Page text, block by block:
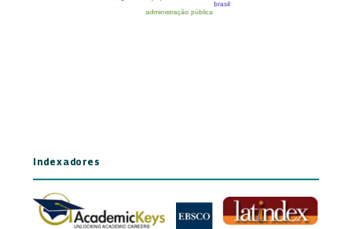
Indexadores